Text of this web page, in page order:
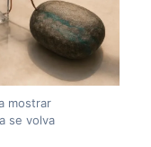
mostrar
se volva